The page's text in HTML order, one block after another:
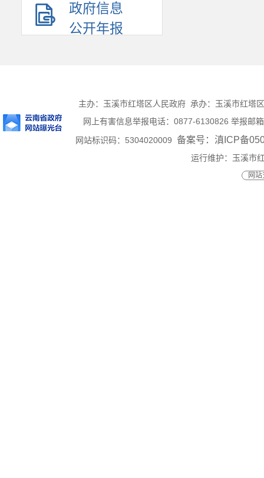
政府信息
公开年报
主办：玉溪市红塔区人民政府 承办：玉溪市红塔
网上有害信息举报电话：0877-6130826 举报邮
网站标识码：5304020009 备案号：滇ICP备
运行维护：玉溪市
网